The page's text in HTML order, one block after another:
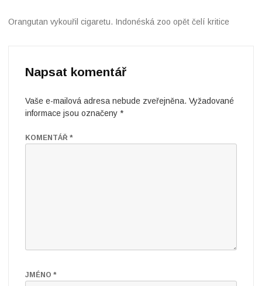
Orangutan vykouřil cigaretu. Indonéská zoo opět čelí kritice
Napsat komentář
Vaše e-mailová adresa nebude zveřejněna. Vyžadované
informace jsou označeny *
KOMENTÁŘ *
JMÉNO *